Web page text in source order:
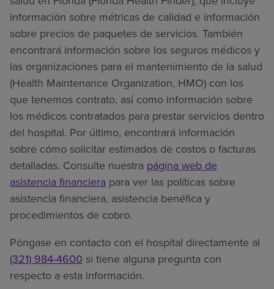
información sobre métricas de calidad e información
sobre precios de paquetes de servicios. También
encontrará información sobre los seguros médicos y
las organizaciones para el mantenimiento de la salud
(Health Maintenance Organization, HMO) con los
que tenemos contrato, así como información sobre
los médicos contratados para prestar servicios dentro
del hospital. Por último, encontrará información
sobre cómo solicitar estimados de costos o facturas
detalladas. Consulte nuestra página web de
asistencia financiera para ver las políticas sobre
asistencia financiera, asistencia benéfica y
procedimientos de cobro.
Póngase en contacto con el hospital directamente al
(321) 984-4600 si tiene alguna pregunta con
respecto a esta información.